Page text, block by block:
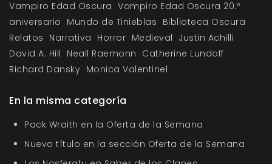
Vampiro Edad Oscura Vampiro Edad Oscura 20.º
aniversario Mundo de Tinieblas Biblioteca Oscura
Relatos Narrativa Horror Medieval Justin Achilli
David A. Hill Neall Raemonn Catherine Lundoff
Richard Dansky Monica Valentinel
En la misma categoría
Pack Wraith en la Oferta de la Semana
Nuevo título en la sección Oferta de la Semana